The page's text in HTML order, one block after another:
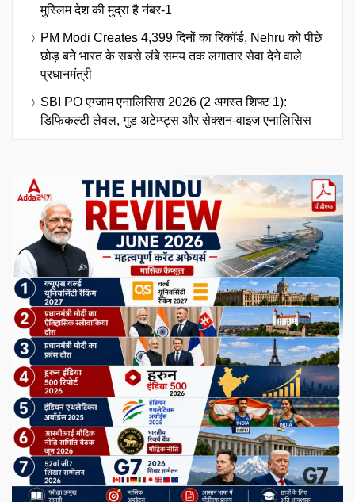
मुस्लिम देश की मुद्रा है नंबर-1
PM Modi Creates 4,399 दिनों का रिकॉर्ड, Nehru को पीछे
छोड़ बने भारत के सबसे लंबे समय तक लगातार सेवा देने वाले
प्रधानमंत्री
SBI PO एग्जाम एनालिसिस 2026 (2 अगस्त शिफ्ट 1):
डिफिकल्टी लेवल, गुड अटेम्प्ट्स और सेक्शन-वाइज एनालिसिस